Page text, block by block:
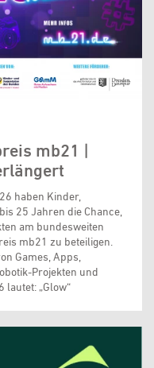
mb21 |
haben Kinder,
25 Jahren die Chance,
am bundesweiten
mb21 zu beteiligen.
Games, Apps,
Projekten und
lautet: „Glow“